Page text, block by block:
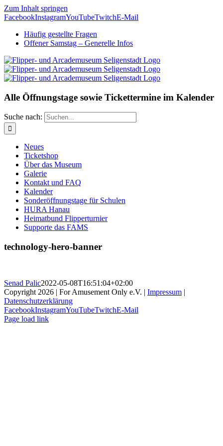
Zum Inhalt springen
FacebookInstagramYouTubeTwitchE-Mail
Häufig gestellte Fragen
Offener Samstag – Generelle Infos
Alle Öffnungstage sowie Tickettermine im Kalender
Suche nach:
Neues
Ticketshop
Über das Museum
Galerie
Kontakt und FAQ
Kalender
Sonderöffnungstage für Schulen
HURA Hanau
Heimatbund Flipperturnier
Supporte das FAMS
technology-hero-banner
Senad Palic2022-05-08T16:51:04+02:00
Copyright 2026 | For Amusement Only e.V. | Impressum |
Datenschutzerklärung
FacebookInstagramYouTubeTwitchE-Mail
Page load link